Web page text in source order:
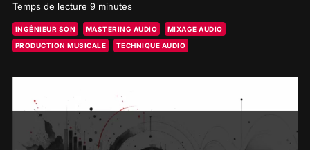
Temps de lecture 9 minutes
INGÉNIEUR SON MASTERING AUDIO
MIXAGE AUDIO
PRODUCTION MUSICALE
TECHNIQUE AUDIO